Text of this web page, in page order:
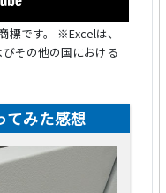
標です。
※Excelは、
その他の国における
てみた感想